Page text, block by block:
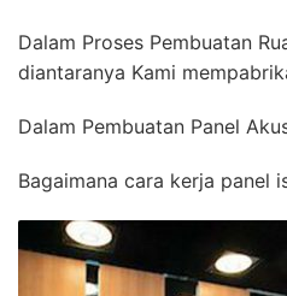
Dalam Proses Pembuatan
diantaranya Kami
Dalam Pembuatan Panel
Bagaimana cara kerja panel